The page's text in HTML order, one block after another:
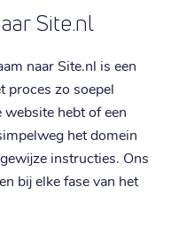
Site.nl
naar Site.nl is een
proces zo soepel
hebt of een
het domein
instructies. Ons
bij elke fase van het